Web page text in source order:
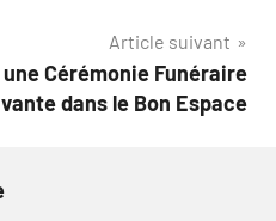
Article suivant
Cérémonie Funéraire
dans le Bon Espace